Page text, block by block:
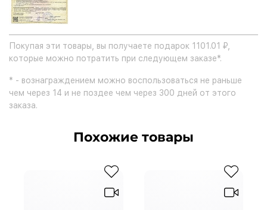
Покупая эти товары, вы получаете подарок 1101.01 ₽,
которые можно потратить при следующем заказе*.
* - вознаграждением можно воспользоваться не раньше
чем через 14 и не поздее чем через 300 дней от этого
заказа.
Похожие товары